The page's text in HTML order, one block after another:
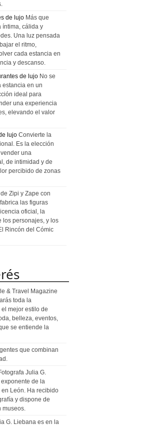
de lujo Más que
íntima, cálida y
Una luz pensada
el ritmo,
cada estancia en
y descanso.
de lujo No se
estancia en un
ideal para
una experiencia
elevando el valor
lujo Convierte la
Es la elección
una
de intimidad y de
percibido de zonas
Zipi y Zape con
las figuras
oficial, la
los personajes, y los
Rincón del Cómic
& Travel Magazine
toda la
mejor estilo de
belleza, eventos,
se entiende la
que combinan
Julia G.
de la
en León. Ha recibido
y dispone de
museos.
G. Liebana es en la